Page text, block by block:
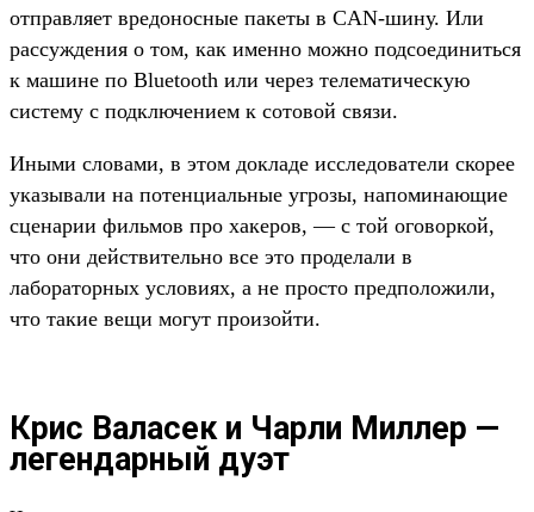
отправляет вредоносные пакеты в CAN-шину. Или
рассуждения о том, как именно можно подсоединиться
к машине по Bluetooth или через телематическую
систему с подключением к сотовой связи.
Иными словами, в этом докладе исследователи скорее
указывали на потенциальные угрозы, напоминающие
сценарии фильмов про хакеров, — с той оговоркой,
что они действительно все это проделали в
лабораторных условиях, а не просто предположили,
что такие вещи могут произойти.
Крис Валасек и Чарли Миллер —
легендарный дуэт